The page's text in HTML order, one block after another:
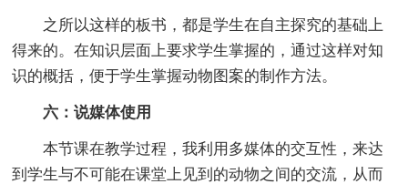
之所以这样的板书，都是学生在自主探究的基础上
得来的。在知识层面上要求学生掌握的，通过这样对知
识的概括，便于学生掌握动物图案的制作方法。
六：说媒体使用
本节课在教学过程，我利用多媒体的交互性，来达
到学生与不可能在课堂上见到的动物之间的交流，从而